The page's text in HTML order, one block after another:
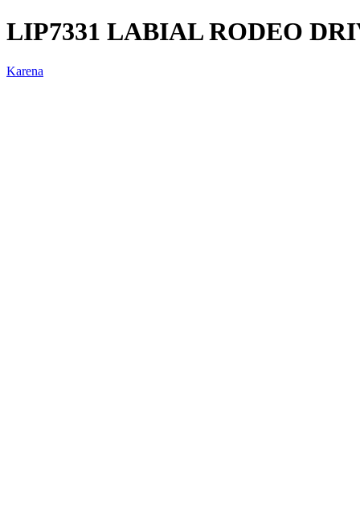
LIP7331 LABIAL RODEO
Karena